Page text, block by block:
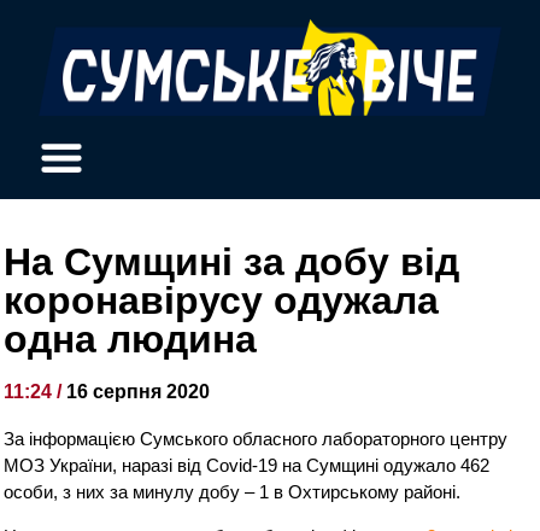
На Сумщині за добу від
коронавірусу одужала
одна людина
11:24 / 16 серпня 2020
За інформацією Сумського обласного лабораторного центру
МОЗ України, наразі від Covid-19 на Сумщині одужало 462
особи, з них за минулу добу – 1 в Охтирському районі.